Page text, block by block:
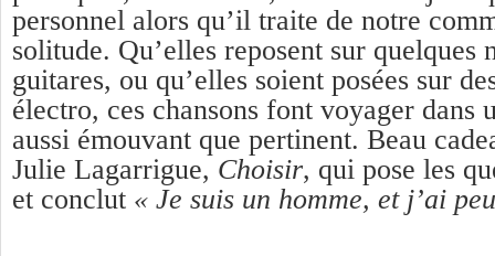
personnel alors qu’il traite de notre
solitude. Qu’elles reposent sur quelques
guitares, ou qu’elles soient posées sur
électro, ces chansons font voyager dans
aussi émouvant que pertinent. Beau
Julie Lagarrigue, Choisir, qui pose les
et conclut « Je suis un homme, et j’ai